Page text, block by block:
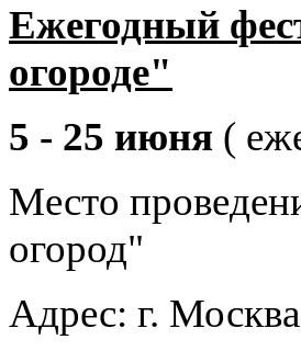
Ежегодный ф
огороде"
5 - 25 июня (
Место
огород"
Адрес: г.